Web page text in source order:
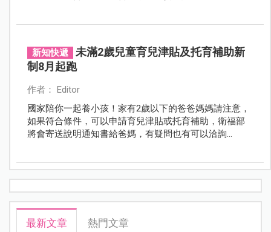
新知快遞
未滿2歲兒童育兒津貼及托育補助新
制8月起跑
作者： Editor
國家陪你一起養小孩！家有2歲以下的爸爸媽媽請注意，
如果符合條件，可以申請育兒津貼或托育補助，衛福部
將會寄送說明通知書給爸媽，有疑問也有可以洽詢
最新文章 熱門文章